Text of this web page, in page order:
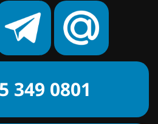
349 0801